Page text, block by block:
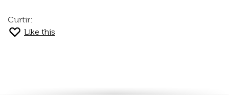
Curtir:
Like this